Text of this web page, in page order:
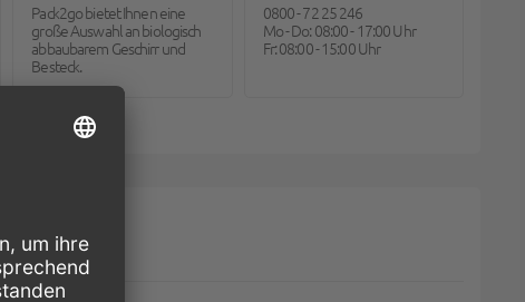
Pack2go bietet Ihnen eine
große Auswahl an biologisch
abbaubarem Geschirr und
Besteck.
0800 - 72 25 246
Mo - Do: 08:00 - 17:00 Uhr
Fr: 08:00 - 15:00 Uhr